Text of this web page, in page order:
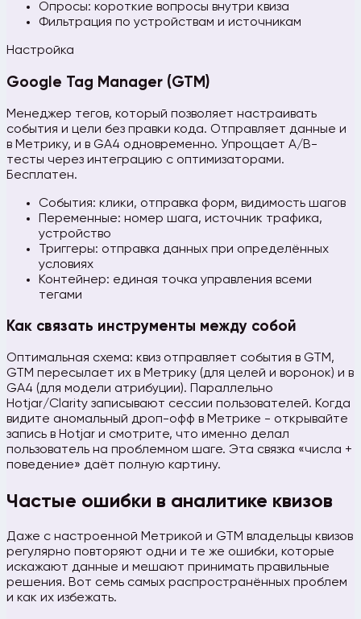
Опросы: короткие вопросы внутри квиза
Фильтрация по устройствам и источникам
Настройка
Google Tag Manager (GTM)
Менеджер тегов, который позволяет настраивать
события и цели без правки кода. Отправляет данные и
в Метрику, и в GA4 одновременно. Упрощает A/B-
тесты через интеграцию с оптимизаторами.
Бесплатен.
События: клики, отправка форм, видимость шагов
Переменные: номер шага, источник трафика,
устройство
Триггеры: отправка данных при определённых
условиях
Контейнер: единая точка управления всеми
тегами
Как связать инструменты между собой
Оптимальная схема: квиз отправляет события в GTM,
GTM пересылает их в Метрику (для целей и воронок) и в
GA4 (для модели атрибуции). Параллельно
Hotjar/Clarity записывают сессии пользователей. Когда
видите аномальный дроп-офф в Метрике - открывайте
запись в Hotjar и смотрите, что именно делал
пользователь на проблемном шаге. Эта связка «числа +
поведение» даёт полную картину.
Частые ошибки в аналитике квизов
Даже с настроенной Метрикой и GTM владельцы квизов
регулярно повторяют одни и те же ошибки, которые
искажают данные и мешают принимать правильные
решения. Вот семь самых распространённых проблем
и как их избежать.